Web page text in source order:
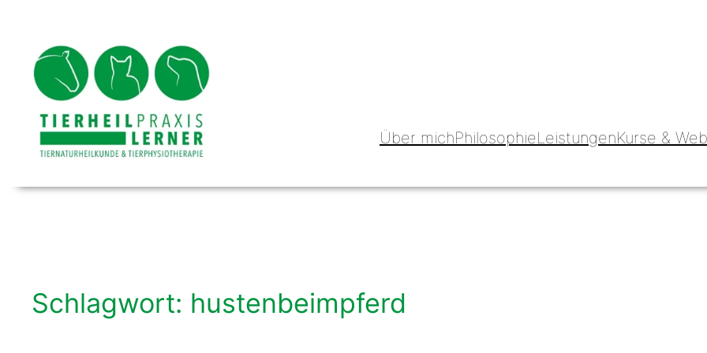
springen
Über michPhilosophieLeistungenKurse &
Schlagwort: hustenbeimpferd